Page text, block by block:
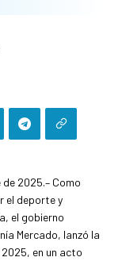
2025.– Como
el deporte y
el gobierno
Mercado, lanzó la
en un acto